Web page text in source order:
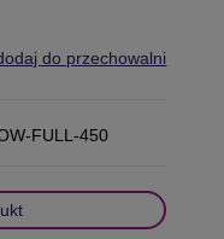
do przechowalni
FULL-450